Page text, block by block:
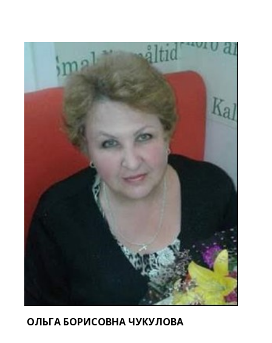
ОЛЬГА БОРИСОВНА ЧУКУЛОВА